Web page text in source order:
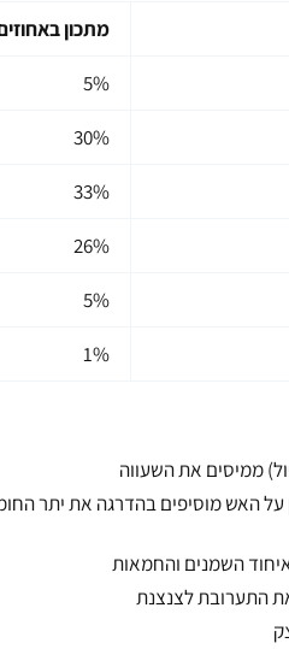
מתכון
5%
30%
33%
26%
5%
1%
ממיסים את השעווה
השמנים והחמאות
התערובת לצנצנת